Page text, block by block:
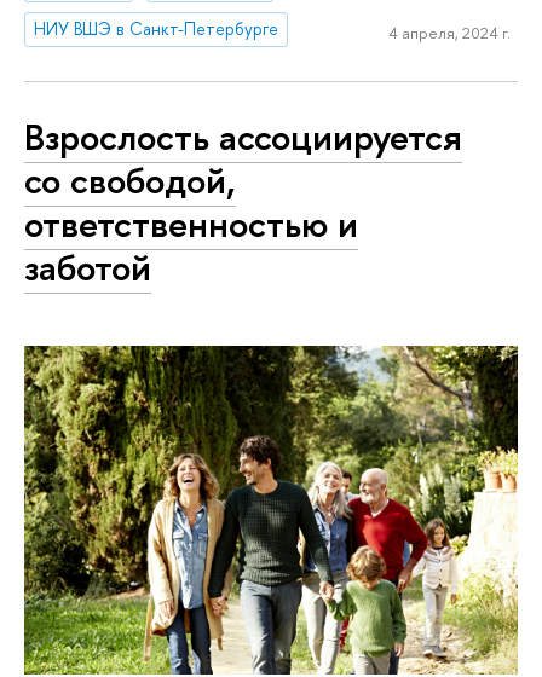
НИУ ВШЭ в Санкт-Петербурге 4 апреля, 2024 г.
Взрослость ассоциируется
со свободой,
ответственностью и
заботой